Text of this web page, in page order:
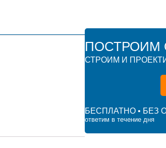
ПОСТРОИМ
СТРОИМ И
БЕСПЛАТНО • БЕЗ
ответим в течение дня